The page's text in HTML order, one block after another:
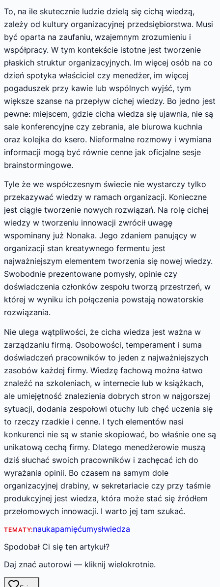
To, na ile skutecznie ludzie dzielą się cichą wiedzą,
zależy od kultury organizacyjnej przedsiębiorstwa. Musi
być oparta na zaufaniu, wzajemnym zrozumieniu i
współpracy. W tym kontekście istotne jest tworzenie
płaskich struktur organizacyjnych. Im więcej osób na co
dzień spotyka właściciel czy menedżer, im więcej
pogaduszek przy kawie lub wspólnych wyjść, tym
większe szanse na przepływ cichej wiedzy. Bo jedno jest
pewne: miejscem, gdzie cicha wiedza się ujawnia, nie są
sale konferencyjne czy zebrania, ale biurowa kuchnia
oraz kolejka do ksero. Nieformalne rozmowy i wymiana
informacji mogą być równie cenne jak oficjalne sesje
brainstormingowe.
Tyle że we współczesnym świecie nie wystarczy tylko
przekazywać wiedzy w ramach organizacji. Konieczne
jest ciągłe tworzenie nowych rozwiązań. Na rolę cichej
wiedzy w tworzeniu innowacji zwrócił uwagę
wspominany już Nonaka. Jego zdaniem panujący w
organizacji stan kreatywnego fermentu jest
najważniejszym elementem tworzenia się nowej wiedzy.
Swobodnie prezentowane pomysły, opinie czy
doświadczenia członków zespołu tworzą przestrzeń, w
której w wyniku ich połączenia powstają nowatorskie
rozwiązania.
Nie ulega wątpliwości, że cicha wiedza jest ważna w
zarządzaniu firmą. Osobowości, temperament i suma
doświadczeń pracowników to jeden z najważniejszych
zasobów każdej firmy. Wiedzę fachową można łatwo
znaleźć na szkoleniach, w internecie lub w książkach,
ale umiejętność znalezienia dobrych stron w najgorszej
sytuacji, dodania zespołowi otuchy lub chęć uczenia się
to rzeczy rzadkie i cenne. I tych elementów nasi
konkurenci nie są w stanie skopiować, bo właśnie one są
unikatową cechą firmy. Dlatego menedżerowie muszą
dziś słuchać swoich pracowników i zachęcać ich do
wyrażania opinii. Bo czasem na samym dole
organizacyjnej drabiny, w sekretariacie czy przy taśmie
produkcyjnej jest wiedza, która może stać się źródłem
przełomowych innowacji. I warto jej tam szukać.
TEMATY:naukapamięćumysłwiedza
Spodobał Ci się ten artykuł?
Daj znać autorowi — kliknij wielokrotnie.